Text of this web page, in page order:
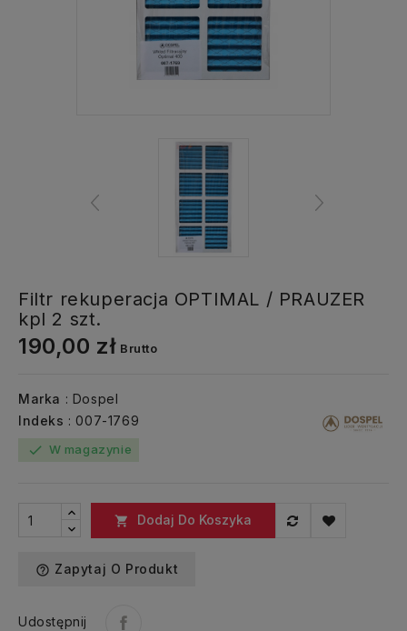
Filtr rekuperacja OPTIMAL / PRAUZER
kpl 2 szt.
190,00 zł Brutto
Marka : Dospel
Indeks : 007-1769
check W magazynie
 Dodaj Do Koszyka
help_outline Zapytaj O Produkt
Udostępnij